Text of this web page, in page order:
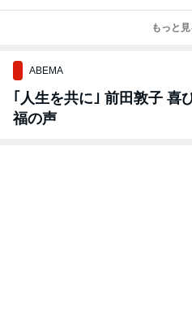
もっと見
ABEMA
｢人生を共に｣ 前田敦子 喜
福の声